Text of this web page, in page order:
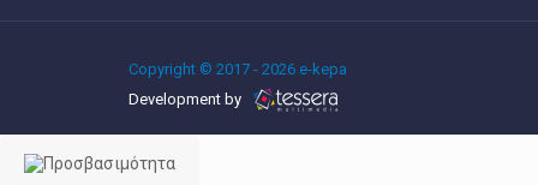
Copyright © 2017 - 2026 e-kepa
Development by